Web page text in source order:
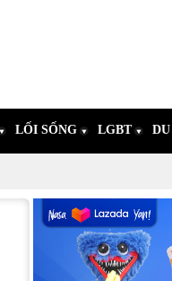
LỐI SỐNG LGBT